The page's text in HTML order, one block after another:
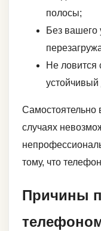
полосы;
Без вашего
Не ловится
устойчивый
Самостоятельно
случаях
тому, что
Причины